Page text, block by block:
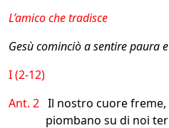
L’amico che tradisce
Gesù cominciò a sentire paura
I (2-12)
Ant. 2 Il nostro cuore freme,
piombano su di noi